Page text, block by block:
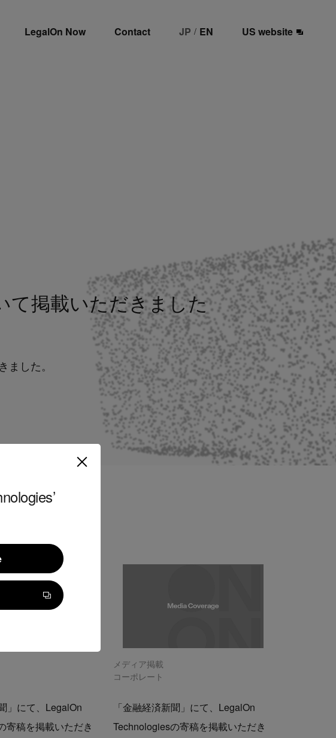
LegalOn Now Contact JP / EN US website
て掲載いただきました
した。
」にて、LegalOn
寄稿を掲載いただき
メディア掲載
コーポレート
「金融経済新聞」にて、LegalOn
Technologiesの寄稿を掲載いただき